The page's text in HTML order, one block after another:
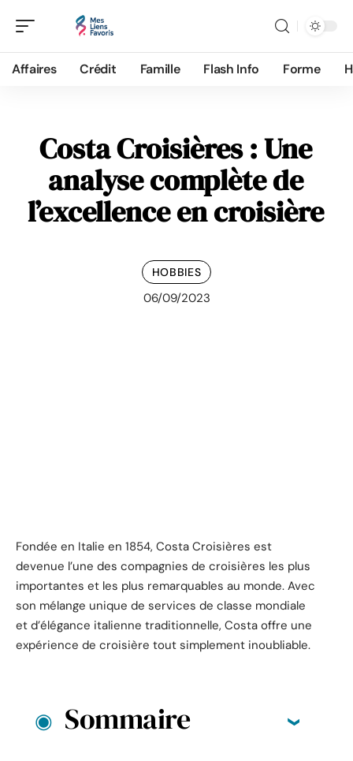
Affaires Crédit Famille Flash Info Forme
Costa Croisières : Une
analyse complète de
l’excellence en croisière
HOBBIES
06/09/2023
Fondée en Italie en 1854, Costa Croisières est
devenue l’une des compagnies de croisières les plus
importantes et les plus remarquables au monde. Avec
son mélange unique de services de classe mondiale
et d’élégance italienne traditionnelle, Costa offre une
expérience de croisière tout simplement inoubliable.
Sommaire